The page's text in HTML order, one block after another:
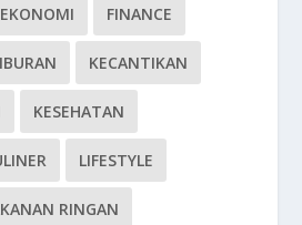
EKONOMI FINANCE
KECANTIKAN
KESEHATAN
LIFESTYLE
RINGAN